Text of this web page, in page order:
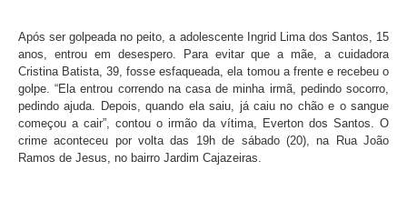
Após ser golpeada no peito, a adolescente Ingrid Lima dos Santos, 15
anos, entrou em desespero. Para evitar que a mãe, a cuidadora
Cristina Batista, 39, fosse esfaqueada, ela tomou a frente e recebeu o
golpe. “Ela entrou correndo na casa de minha irmã, pedindo socorro,
pedindo ajuda. Depois, quando ela saiu, já caiu no chão e o sangue
começou a cair”, contou o irmão da vítima, Everton dos Santos. O
crime aconteceu por volta das 19h de sábado (20), na Rua João
Ramos de Jesus, no bairro Jardim Cajazeiras.